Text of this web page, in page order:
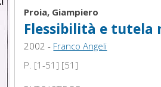
Proia, Giampiero
Flessibilità e
2002 - Franco Angeli
P. [1-51] [51]